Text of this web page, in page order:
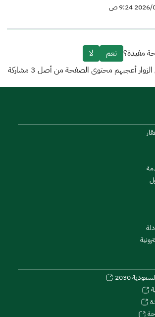
مفيدة؟ نعم
لا
أعجبهم محتوى الصفحة من أصل 3 مشاركة
2030